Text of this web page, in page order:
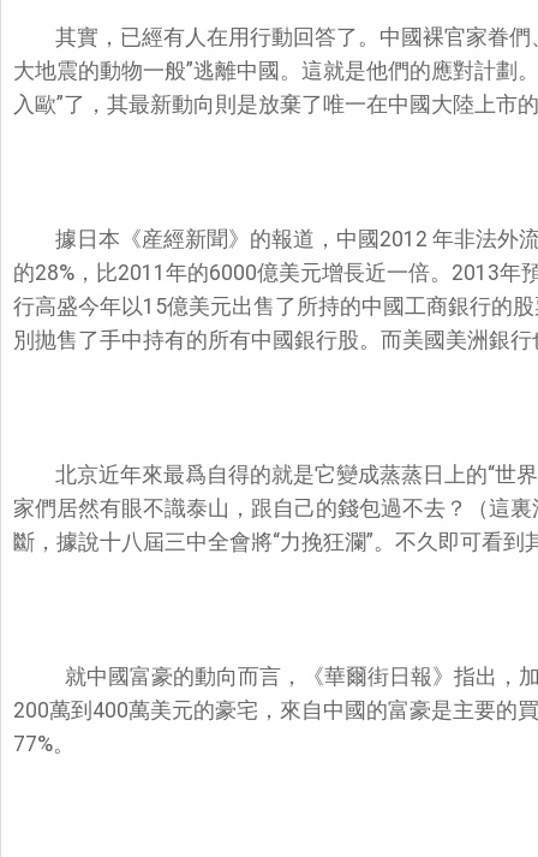
其實，已經有人在用行動回答了。中國裸官家眷
大地震的動物一般”逃離中國。這就是他們的應對計劃
入歐”了，其最新動向則是放棄了唯一在中國大陸上市
據日本《産經新聞》的報道，中國2012 年非法外
的28%，比2011年的6000億美元增長近一倍。2013年
行高盛今年以15億美元出售了所持的中國工商銀行的
別抛售了手中持有的所有中國銀行股。而美國美洲銀
北京近年來最爲自得的就是它變成蒸蒸日上的“世
家們居然有眼不識泰山，跟自己的錢包過不去？（這
斷，據說十八屆三中全會將“力挽狂瀾”。不久即可看到
就中國富豪的動向而言，《華爾街日報》指出，
200萬到400萬美元的豪宅，來自中國的富豪是主要的
77%。